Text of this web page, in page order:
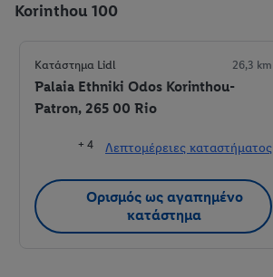
Korinthou 100
Κατάστημα Lidl 26,3 km
Palaia Ethniki Odos Korinthou-
Patron, 265 00 Rio
+ 4 Λεπτομέρειες καταστήματος
Ορισμός ως αγαπημένο
κατάστημα